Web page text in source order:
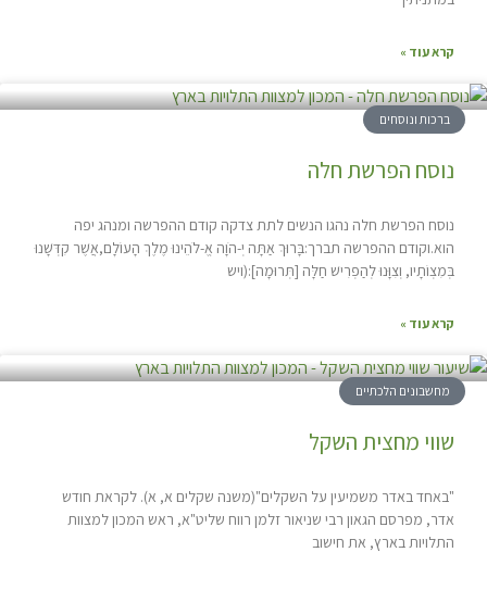
קרא עוד »
ברכות ונוסחים
נוסח הפרשת חלה
נוסח הפרשת חלה נהגו הנשים לתת צדקה קודם ההפרשה ומנהג יפה
הוא.וקודם ההפרשה תברך:בָּרוּךְ אַתָּה יְ-הֹוָה אֱ-לֹהֵינוּ מֶלֶךְ הָעוֹלָם,אֲשֶׁר קִדְּשָׁנוּ
בְּמִצְוֹתָיו, וְצִוָּנוּ לְהַפְרִישׁ חַלָּה [תְּרוּמָה]:(ויש
קרא עוד »
מחשבונים הלכתיים
שווי מחצית השקל
"באחד באדר משמיעין על השקלים"(משנה שקלים א, א). לקראת חודש
אדר, מפרסם הגאון רבי שניאור זלמן רווח שליט"א, ראש המכון למצוות
התלויות בארץ, את חישוב